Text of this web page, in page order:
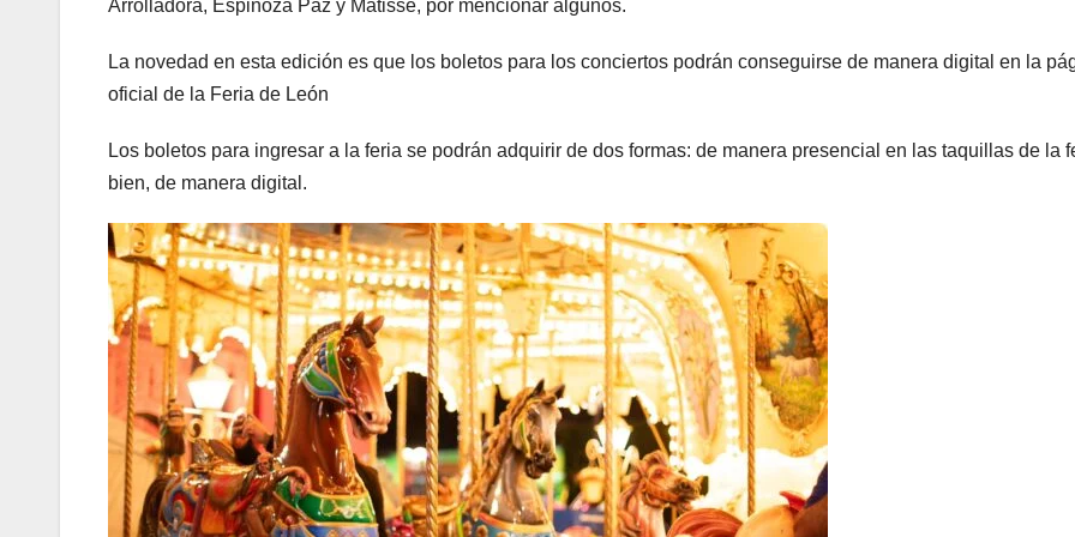
Arrolladora, Espinoza Paz y Matisse, por mencionar algunos.
La novedad en esta edición es que los boletos para los conciertos podrán conseguirse de manera digital en la
oficial de la Feria de León
Los boletos para ingresar a la feria se podrán adquirir de dos formas: de manera presencial en las taquillas de la
bien, de manera digital.